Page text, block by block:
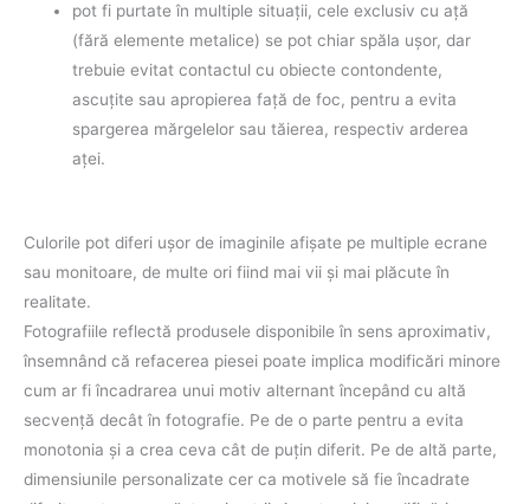
pot fi purtate în multiple situaţii, cele exclusiv cu aţă
(fără elemente metalice) se pot chiar spăla uşor, dar
trebuie evitat contactul cu obiecte contondente,
ascuţite sau apropierea faţă de foc, pentru a evita
spargerea mărgelelor sau tăierea, respectiv arderea
aţei.
Culorile pot diferi uşor de imaginile afişate pe multiple ecrane
sau monitoare, de multe ori fiind mai vii şi mai plăcute în
realitate.
Fotografiile reflectă produsele disponibile în sens aproximativ,
însemnând că refacerea piesei poate implica modificări minore
cum ar fi încadrarea unui motiv alternant începând cu altă
secvenţă decât în fotografie. Pe de o parte pentru a evita
monotonia şi a crea ceva cât de puţin diferit. Pe de altă parte,
dimensiunile personalizate cer ca motivele să fie încadrate